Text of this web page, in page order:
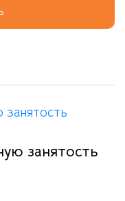
занятость